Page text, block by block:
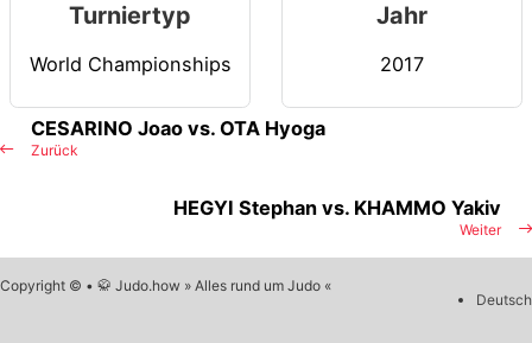
Turniertyp
World Championships
Jahr
2017
Zurück
CESARINO Joao vs. OTA Hyoga
Weiter
HEGYI Stephan vs. KHAMMO Yakiv
Copyright © • 🥋 Judo.how » Alles rund um Judo «
Deutsch